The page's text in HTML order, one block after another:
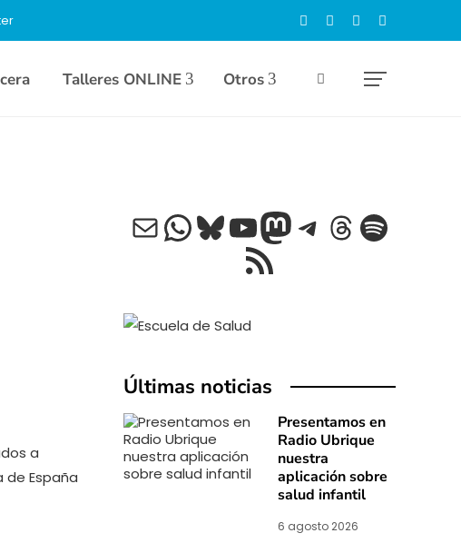
Talleres ONLINE Otros
a
España
Correo electrónico
WhatsApp
Bluesky
YouTube
Mastodon
Telegram
Threads
Feed RSS
Últimas noticias
Presentamos en
Radio Ubrique
nuestra
aplicación sobre
salud infantil
6 agosto 2026